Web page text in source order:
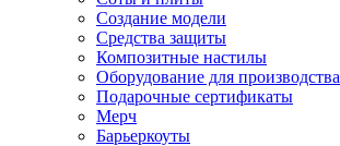
Создание модели
Средства защиты
Композитные настилы
Оборудование для производства
Подарочные сертификаты
Мерч
Барьеркоуты